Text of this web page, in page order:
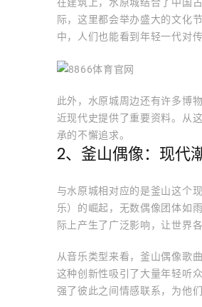
在建筑上，水原城结合了中国
际，这里都会举办盛大的文化
中，人们也能看到年轻一代对
此外，水原城周边还有许多博
近现代史提供了重要资料。从
承的不懈追求。
2、釜山偶像：现代
与水原城相对应的是釜山这个
乐）的崛起，无数偶像团体如
际上产生了广泛影响，让世界
从音乐类型来看，釜山偶像歌
这种创新性吸引了大量年轻听
强了彼此之间情感联系，为他